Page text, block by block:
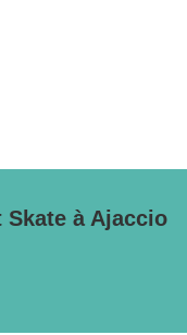
à Ajaccio